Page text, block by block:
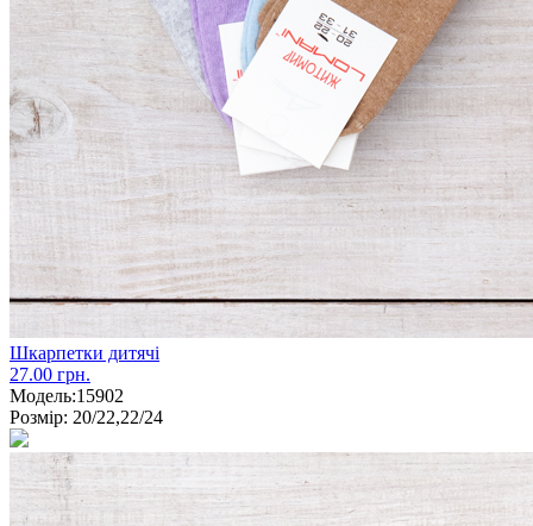
Шкарпетки дитячі
27.00 грн.
Модель:15902
Розмір: 20/22,22/24